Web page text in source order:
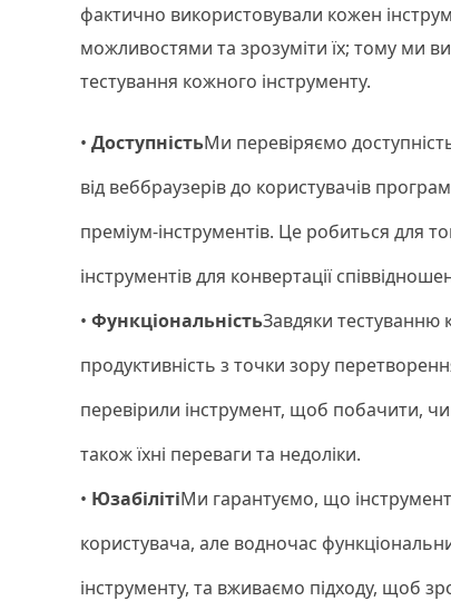
фактично використовували кожен
можливостями та зрозуміти їх; тому ми
тестування кожного інструменту.
• ДоступністьМи перевіряємо
від веббраузерів до користувачів
преміум-інструментів. Це робиться для
інструментів для конвертації
• ФункціональністьЗавдяки тестуванню
продуктивність з точки зору
перевірили інструмент, щоб побачити,
також їхні переваги та недоліки.
• ЮзабілітіМи гарантуємо, що
користувача, але водночас
інструменту, та вживаємо підходу, щоб